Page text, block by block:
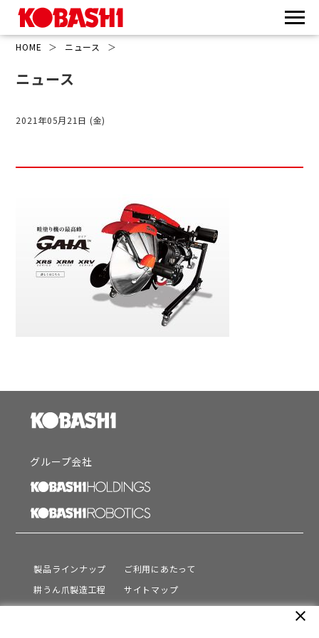
HOME ＞ ニュース ＞
ニュース
2021年05月21日 (金)
グループ会社
製品ラインナップ
耕うん爪製造工程
サポート
ご利用にあたって
サイトマップ
プライバシーポリシー
close